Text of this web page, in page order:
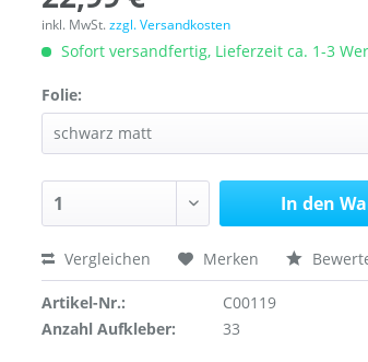
inkl. MwSt.zzgl. Versandkosten
Sofort versandfertig, Lieferzeit ca. 1-3
Folie:
In den
Vergleichen Merken
Artikel-Nr.:
C00119
Anzahl Aufkleber:
33